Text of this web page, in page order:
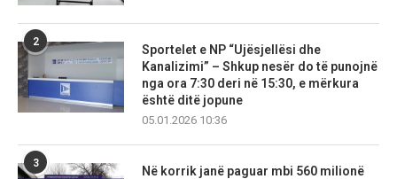
2
Sportelet e NP “Ujësjellësi dhe
Kanalizimi” – Shkup nesër do të punojnë
nga ora 7:30 deri në 15:30, e mërkura
është ditë jopune
05.01.2026 10:36
3
Në korrik janë paguar mbi 560 milionë